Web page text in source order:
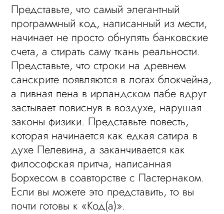
Представьте, что самый элегантный
программный код, написанный из мести,
начинает не просто обнулять банковские
счета, а стирать саму ткань реальности.
Представьте, что строки на древнем
санскрите появляются в логах блокчейна,
а пивная пена в ирландском пабе вдруг
застывает повиснув в воздухе, нарушая
законы физики. Представьте повесть,
которая начинается как едкая сатира в
духе Пелевина, а заканчивается как
философская притча, написанная
Борхесом в соавторстве с Пастернаком.
Если вы можете это представить, то вы
почти готовы к «Код(а)».